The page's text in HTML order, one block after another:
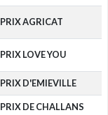
PRIX AGRICAT
PRIX LOVE YOU
PRIX D'EMIEVILLE
PRIX DE CHALLANS